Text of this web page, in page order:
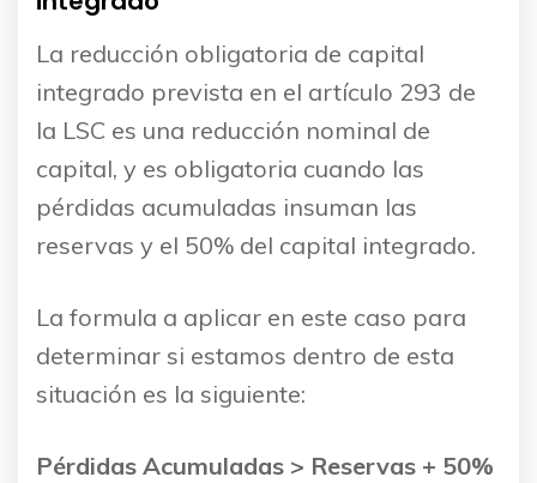
La reducción obligatoria de capital
integrado prevista en el artículo 293 de
la LSC es una reducción nominal de
capital, y es obligatoria cuando las
pérdidas acumuladas insuman las
reservas y el 50% del capital integrado.
La formula a aplicar en este caso para
determinar si estamos dentro de esta
situación es la siguiente:
Pérdidas Acumuladas > Reservas + 50%